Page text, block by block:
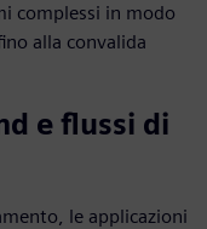
complessi in modo
alla convalida
e flussi di
le applicazioni